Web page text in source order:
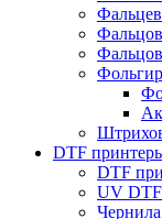
DTF
DTF
UV